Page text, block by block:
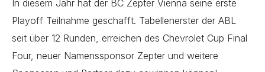
In diesem Jahr hat der BC Zepter Vienna seine erste
Playoff Teilnahme geschafft. Tabellenerster der ABL
seit über 12 Runden, erreichen des Chevrolet Cup Final
Four, neuer Namenssponsor Zepter und weitere